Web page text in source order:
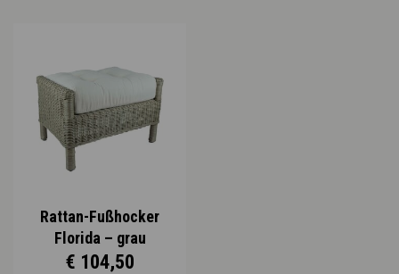
Rattan-Fußhocker
Florida – grau
€ 104,50